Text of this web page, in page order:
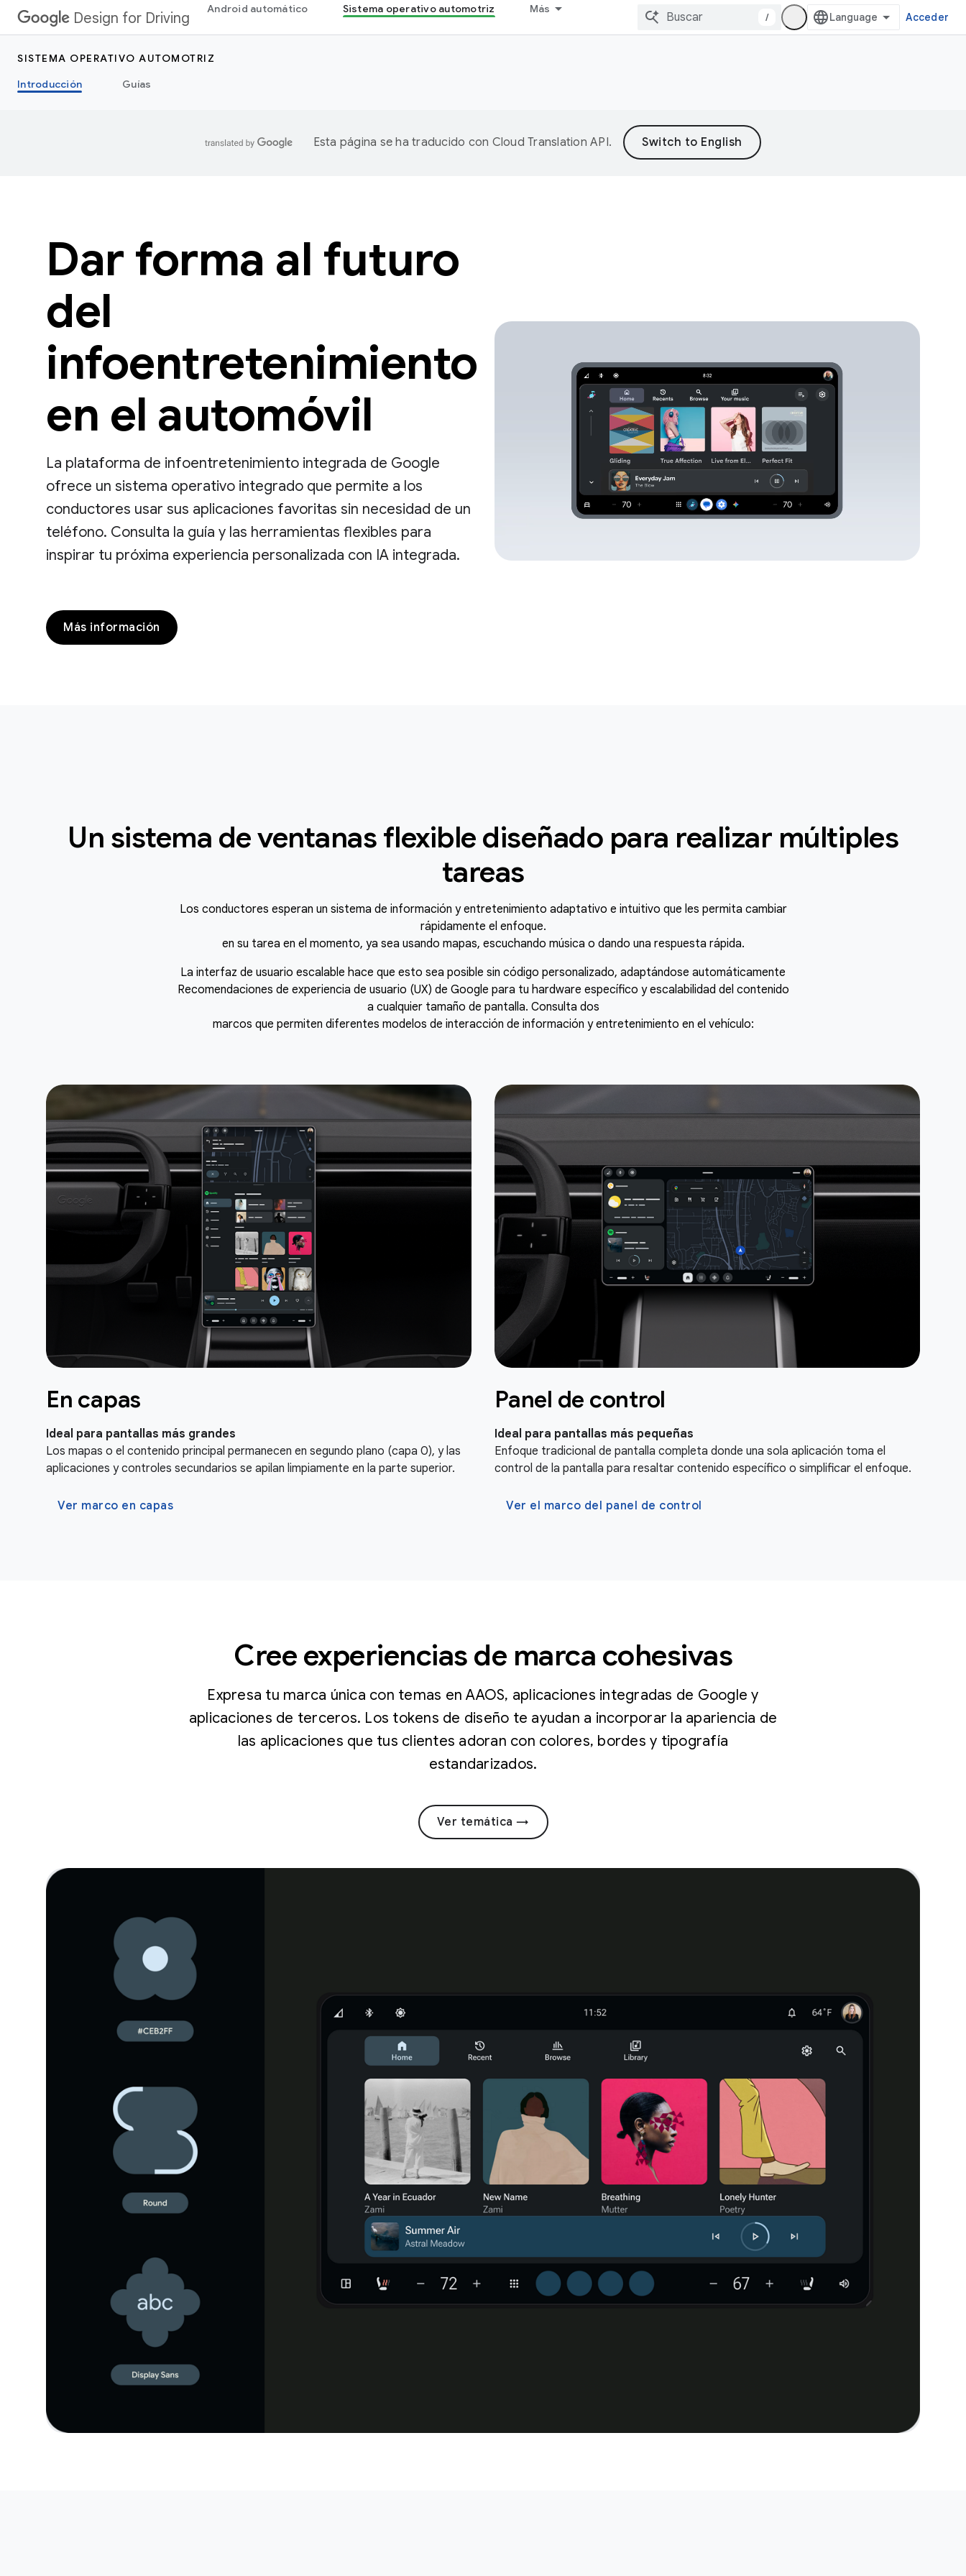
Design for Driving
Android automático Sistema operativo automotriz Más
/ Acceder
SISTEMA OPERATIVO AUTOMOTRIZ
Introducción
Guías
Esta página se ha traducido con Cloud Translation API.
Dar forma al futuro
del
infoentretenimiento
en el automóvil
La plataforma de infoentretenimiento integrada de Google
ofrece un sistema operativo integrado que permite a los
conductores usar sus aplicaciones favoritas sin necesidad de un
teléfono. Consulta la guía y las herramientas flexibles para
inspirar tu próxima experiencia personalizada con IA integrada.
Más información
Un sistema de ventanas flexible diseñado para realizar múltiples
tareas
Los conductores esperan un sistema de información y entretenimiento adaptativo e intuitivo que les permita cambiar
rápidamente el enfoque.
en su tarea en el momento, ya sea usando mapas, escuchando música o dando una respuesta rápida.
La interfaz de usuario escalable hace que esto sea posible sin código personalizado, adaptándose automáticamente
Recomendaciones de experiencia de usuario (UX) de Google para tu hardware específico y escalabilidad del contenido
a cualquier tamaño de pantalla. Consulta dos
marcos que permiten diferentes modelos de interacción de información y entretenimiento en el vehículo:
En capas
Ideal para pantallas más grandes
Los mapas o el contenido principal permanecen en segundo plano (capa 0), y las
aplicaciones y controles secundarios se apilan limpiamente en la parte superior.
Ver marco en capas
Panel de control
Ideal para pantallas más pequeñas
Enfoque tradicional de pantalla completa donde una sola aplicación toma el
control de la pantalla para resaltar contenido específico o simplificar el enfoque.
Ver el marco del panel de control
Cree experiencias de marca cohesivas
Expresa tu marca única con temas en AAOS, aplicaciones integradas de Google y
aplicaciones de terceros. Los tokens de diseño te ayudan a incorporar la apariencia de
las aplicaciones que tus clientes adoran con colores, bordes y tipografía
estandarizados.
Ver temática →